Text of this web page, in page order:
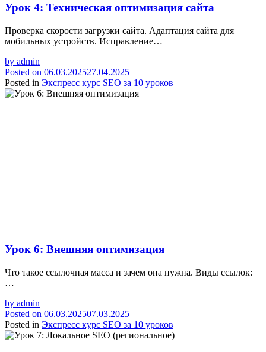
Урок 4: Техническая оптимизация сайта
Проверка скорости загрузки сайта. Адаптация сайта для
мобильных устройств. Исправление…
by admin
Posted on 06.03.202527.04.2025
Posted in Экспресс курс SEO за 10 уроков
Урок 6: Внешняя оптимизация
Что такое ссылочная масса и зачем она нужна. Виды ссылок:
…
by admin
Posted on 06.03.202507.03.2025
Posted in Экспресс курс SEO за 10 уроков